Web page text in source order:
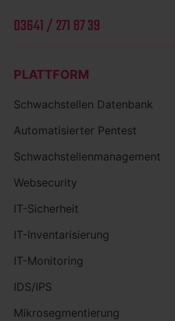
03641 / 271 87 39
PLATTFORM
Schwachstellen Datenbank
Automatisierter Pentest
Schwachstellenmanagement
Websecurity
IT-Sicherheit
IT-Inventarisierung
IT-Monitoring
IDS/IPS
Mikrosegmentierung